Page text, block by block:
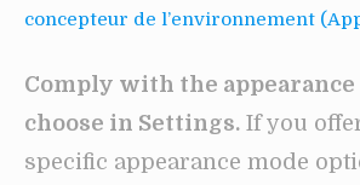
concepteur de l’environnement
Comply with the appearance
choose in Settings. If you
specific appearance mode